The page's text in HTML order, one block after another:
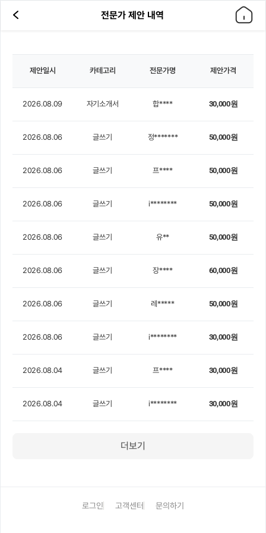
전문가 제안 내역
제안일시 카테고리 전문가명 제안가격
2026.08.09 자기소개서 합**** 30,000원
2026.08.06 글쓰기 정******* 50,000원
2026.08.06 글쓰기 프**** 50,000원
2026.08.06 글쓰기 i******** 50,000원
2026.08.06 글쓰기 유** 50,000원
2026.08.06 글쓰기 장**** 60,000원
2026.08.06 글쓰기 레***** 50,000원
2026.08.06 글쓰기 i******** 30,000원
2026.08.04 글쓰기 프**** 30,000원
2026.08.04 글쓰기 i******** 30,000원
더보기
로그인 고객센터 문의하기